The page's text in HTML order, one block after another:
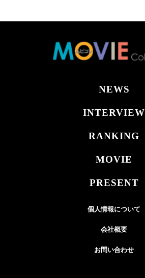
NEWS
INTERVIEW
RANKING
MOVIE
PRESENT
個人情報について
会社概要
お問い合わせ